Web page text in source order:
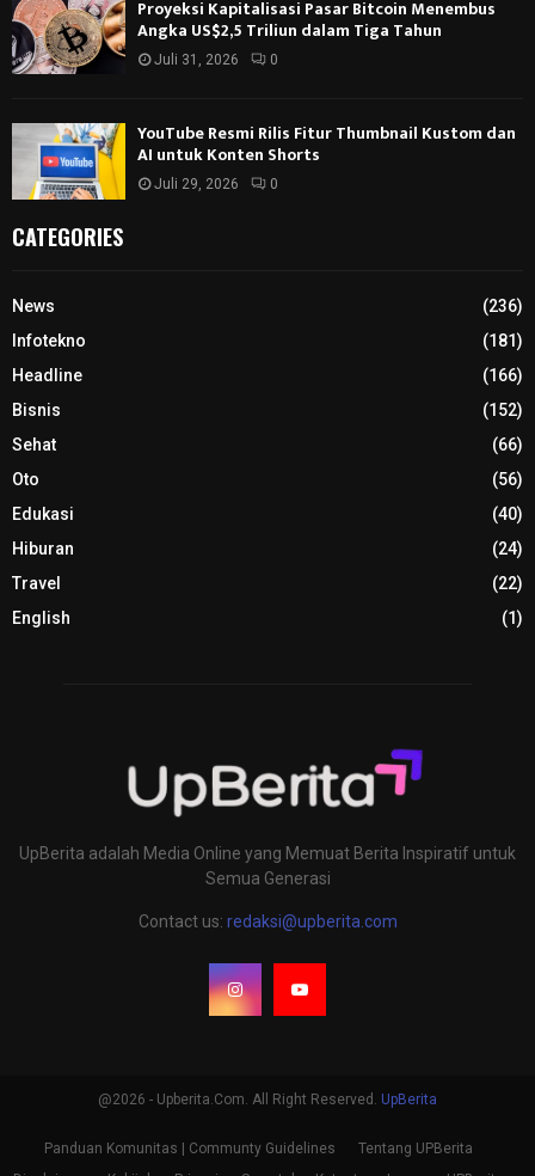
Proyeksi Kapitalisasi Pasar Bitcoin Menembus
Angka US$2,5 Triliun dalam Tiga Tahun
Juli 31, 2026 0
YouTube Resmi Rilis Fitur Thumbnail Kustom dan
AI untuk Konten Shorts
Juli 29, 2026 0
CATEGORIES
News
(236)
Infotekno
(181)
Headline
(166)
Bisnis
(152)
Sehat
(66)
Oto
(56)
Edukasi
(40)
Hiburan
(24)
Travel
(22)
English
(1)
UpBerita adalah Media Online yang Memuat Berita Inspiratif untuk
Semua Generasi
Contact us: redaksi@upberita.com
@2026 - Upberita.Com. All Right Reserved. UpBerita
Panduan Komunitas | Communty Guidelines
Tentang UPBerita